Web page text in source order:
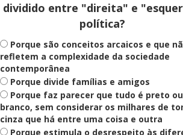
Saúde Mental
Plataforma oferece escuta
saúde mental para jovens
Digital
Definido
PT lança Patrus Ananias
candidato ao governo de
Gerais
dividido entre "direita" e
política?
Porque são conceitos arcaicos e que
refletem a complexidade da sociedade
contemporânea
Porque divide famílias e amigos
Porque faz parecer que tudo é preto ou
branco, sem considerar os milhares de
cinza que há entre uma coisa e outra
Porque estimula o desrespeito às